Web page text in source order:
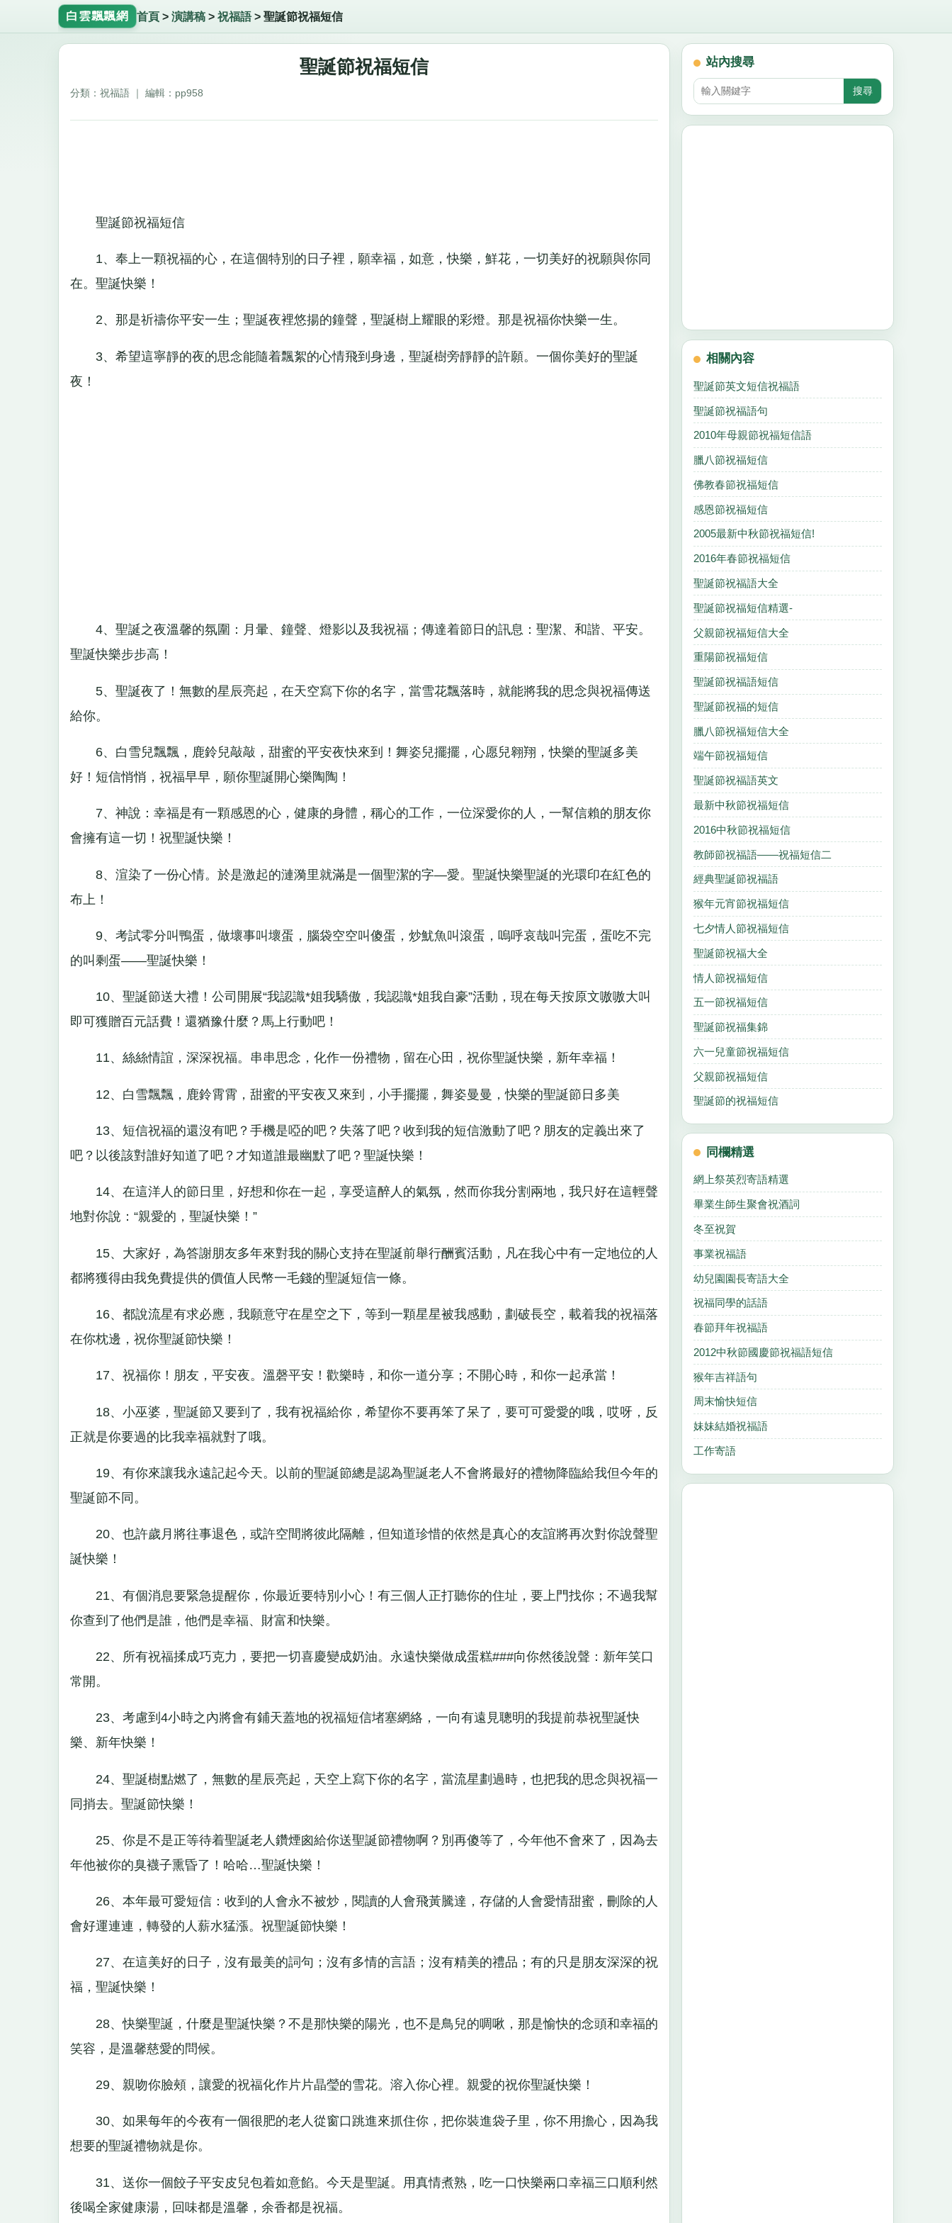
白雲飄飄網 首頁> 演講稿> 祝福語> 聖誕節祝福短信
聖誕節祝福短信
分類：祝福語 ｜ 編輯：pp958
聖誕節祝福短信
1、奉上一顆祝福的心，在這個特別的日子裡，願幸福，如意，快樂，鮮花，一切美好的祝願與你同
在。聖誕快樂！
2、那是祈禱你平安一生；聖誕夜裡悠揚的鐘聲，聖誕樹上耀眼的彩燈。那是祝福你快樂一生。
3、希望這寧靜的夜的思念能隨着飄絮的心情飛到身邊，聖誕樹旁靜靜的許願。一個你美好的聖誕
夜！
4、聖誕之夜溫馨的氛圍：月暈、鐘聲、燈影以及我祝福；傳達着節日的訊息：聖潔、和諧、平安。
聖誕快樂步步高！
5、聖誕夜了！無數的星辰亮起，在天空寫下你的名字，當雪花飄落時，就能將我的思念與祝福傳送
給你。
6、白雪兒飄飄，鹿鈴兒敲敲，甜蜜的平安夜快來到！舞姿兒擺擺，心愿兒翱翔，快樂的聖誕多美
好！短信悄悄，祝福早早，願你聖誕開心樂陶陶！
7、神說：幸福是有一顆感恩的心，健康的身體，稱心的工作，一位深愛你的人，一幫信賴的朋友你
會擁有這一切！祝聖誕快樂！
8、渲染了一份心情。於是激起的漣漪里就滿是一個聖潔的字—愛。聖誕快樂聖誕的光環印在紅色的
布上！
9、考試零分叫鴨蛋，做壞事叫壞蛋，腦袋空空叫傻蛋，炒魷魚叫滾蛋，嗚呼哀哉叫完蛋，蛋吃不完
的叫剩蛋——聖誕快樂！
10、聖誕節送大禮！公司開展“我認識*姐我驕傲，我認識*姐我自豪”活動，現在每天按原文嗷嗷大叫
即可獲贈百元話費！還猶豫什麼？馬上行動吧！
11、絲絲情誼，深深祝福。串串思念，化作一份禮物，留在心田，祝你聖誕快樂，新年幸福！
12、白雪飄飄，鹿鈴霄霄，甜蜜的平安夜又來到，小手擺擺，舞姿曼曼，快樂的聖誕節日多美
13、短信祝福的還沒有吧？手機是啞的吧？失落了吧？收到我的短信激動了吧？朋友的定義出來了
吧？以後該對誰好知道了吧？才知道誰最幽默了吧？聖誕快樂！
14、在這洋人的節日里，好想和你在一起，享受這醉人的氣氛，然而你我分割兩地，我只好在這輕聲
地對你說：“親愛的，聖誕快樂！”
15、大家好，為答謝朋友多年來對我的關心支持在聖誕前舉行酬賓活動，凡在我心中有一定地位的人
都將獲得由我免費提供的價值人民幣一毛錢的聖誕短信一條。
16、都說流星有求必應，我願意守在星空之下，等到一顆星星被我感動，劃破長空，載着我的祝福落
在你枕邊，祝你聖誕節快樂！
17、祝福你！朋友，平安夜。溫磬平安！歡樂時，和你一道分享；不開心時，和你一起承當！
18、小巫婆，聖誕節又要到了，我有祝福給你，希望你不要再笨了呆了，要可可愛愛的哦，哎呀，反
正就是你要過的比我幸福就對了哦。
19、有你來讓我永遠記起今天。以前的聖誕節總是認為聖誕老人不會將最好的禮物降臨給我但今年的
聖誕節不同。
20、也許歲月將往事退色，或許空間將彼此隔離，但知道珍惜的依然是真心的友誼將再次對你說聲聖
誕快樂！
21、有個消息要緊急提醒你，你最近要特別小心！有三個人正打聽你的住址，要上門找你；不過我幫
你查到了他們是誰，他們是幸福、財富和快樂。
22、所有祝福揉成巧克力，要把一切喜慶變成奶油。永遠快樂做成蛋糕###向你然後說聲：新年笑口
常開。
23、考慮到4小時之內將會有鋪天蓋地的祝福短信堵塞網絡，一向有遠見聰明的我提前恭祝聖誕快
樂、新年快樂！
24、聖誕樹點燃了，無數的星辰亮起，天空上寫下你的名字，當流星劃過時，也把我的思念與祝福一
同捎去。聖誕節快樂！
25、你是不是正等待着聖誕老人鑽煙囪給你送聖誕節禮物啊？別再傻等了，今年他不會來了，因為去
年他被你的臭襪子熏昏了！哈哈…聖誕快樂！
26、本年最可愛短信：收到的人會永不被炒，閱讀的人會飛黃騰達，存儲的人會愛情甜蜜，刪除的人
會好運連連，轉發的人薪水猛漲。祝聖誕節快樂！
27、在這美好的日子，沒有最美的詞句；沒有多情的言語；沒有精美的禮品；有的只是朋友深深的祝
福，聖誕快樂！
28、快樂聖誕，什麼是聖誕快樂？不是那快樂的陽光，也不是鳥兒的啁啾，那是愉快的念頭和幸福的
笑容，是溫馨慈愛的問候。
29、親吻你臉頰，讓愛的祝福化作片片晶瑩的雪花。溶入你心裡。親愛的祝你聖誕快樂！
30、如果每年的今夜有一個很肥的老人從窗口跳進來抓住你，把你裝進袋子里，你不用擔心，因為我
想要的聖誕禮物就是你。
31、送你一個餃子平安皮兒包着如意餡。今天是聖誕。用真情煮熟，吃一口快樂兩口幸福三口順利然
後喝全家健康湯，回味都是溫馨，余香都是祝福。
站內搜尋
相關內容
聖誕節英文短信祝福語
聖誕節祝福語句
2010年母親節祝福短信語
臘八節祝福短信
佛教春節祝福短信
感恩節祝福短信
2005最新中秋節祝福短信!
2016年春節祝福短信
聖誕節祝福語大全
聖誕節祝福短信精選-
父親節祝福短信大全
重陽節祝福短信
聖誕節祝福語短信
聖誕節祝福的短信
臘八節祝福短信大全
端午節祝福短信
聖誕節祝福語英文
最新中秋節祝福短信
2016中秋節祝福短信
教師節祝福語——祝福短信二
經典聖誕節祝福語
猴年元宵節祝福短信
七夕情人節祝福短信
聖誕節祝福大全
情人節祝福短信
五一節祝福短信
聖誕節祝福集錦
六一兒童節祝福短信
父親節祝福短信
聖誕節的祝福短信
同欄精選
網上祭英烈寄語精選
畢業生師生聚會祝酒詞
冬至祝賀
事業祝福語
幼兒園園長寄語大全
祝福同學的話語
春節拜年祝福語
2012中秋節國慶節祝福語短信
猴年吉祥語句
周末愉快短信
妹妹結婚祝福語
工作寄語